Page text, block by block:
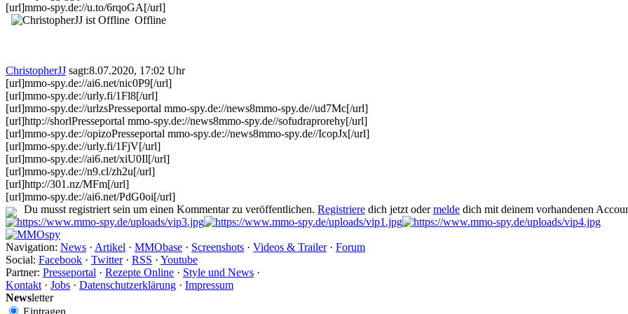
[url]mmo-spy.de://u.to/6rqoGA[/url]
Offline
ChristopherJJ sagt:8.07.2020, 17:02 Uhr
[url]mmo-spy.de://ai6.net/nic0P9[/url]
[url]mmo-spy.de://urly.fi/1Fl8[/url]
[url]mmo-spy.de://urlzsPresseportal mmo-spy.de://news8mmo-spy.de//ud7Mc[/url]
[url]http://shorlPresseportal mmo-spy.de://news8mmo-spy.de//sofudraprorehy[/url]
[url]mmo-spy.de://opizoPresseportal mmo-spy.de://news8mmo-spy.de//IcopJx[/url]
[url]mmo-spy.de://urly.fi/1FjV[/url]
[url]mmo-spy.de://ai6.net/xiU0Il[/url]
[url]mmo-spy.de://n9.cl/zh2u[/url]
[url]http://301.nz/MFm[/url]
[url]mmo-spy.de://ai6.net/PdG0oi[/url]
Du musst registriert sein um einen Kommentar zu veröffentlichen. Registriere dich jetzt odermelde dich mit deinem vorhandenen
Navigation: News · Artikel · MMObase · Screenshots · Videos & Trailer· Forum
Social: Facebook · Twitter· RSS · Youtube
Partner: Presseportal · Rezepte Online · Style und News ·
Kontakt· Jobs · Datenschutzerklärung · Impressum
Newsletter